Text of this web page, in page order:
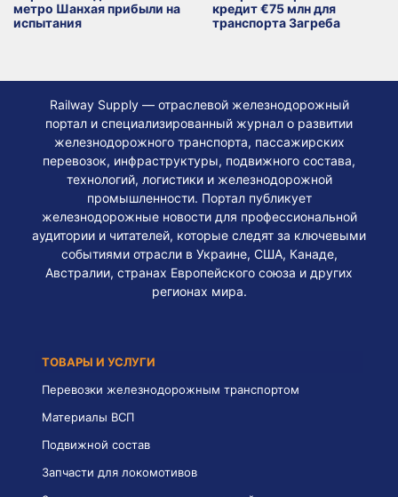
метро Шанхая прибыли на
испытания
кредит €75 млн для
транспорта Загреба
Railway Supply — отраслевой железнодорожный
портал и специализированный журнал о развитии
железнодорожного транспорта, пассажирских
перевозок, инфраструктуры, подвижного состава,
технологий, логистики и железнодорожной
промышленности. Портал публикует
железнодорожные новости для профессиональной
аудитории и читателей, которые следят за ключевыми
событиями отрасли в Украине, США, Канаде,
Австралии, странах Европейского союза и других
регионах мира.
ТОВАРЫ И УСЛУГИ
Перевозки железнодорожным транспортом
Материалы ВСП
Подвижной состав
Запчасти для локомотивов